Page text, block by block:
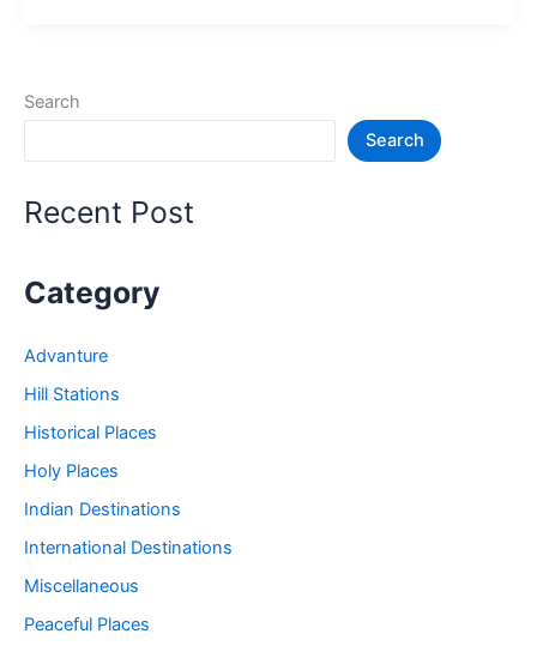
प्रसिद्ध
Tourist
Search
Search
Recent Post
Category
Advanture
Hill Stations
Historical Places
Holy Places
Indian Destinations
International Destinations
Miscellaneous
Peaceful Places